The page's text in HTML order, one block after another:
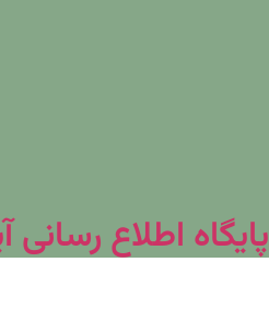
پایگاه اطلاع